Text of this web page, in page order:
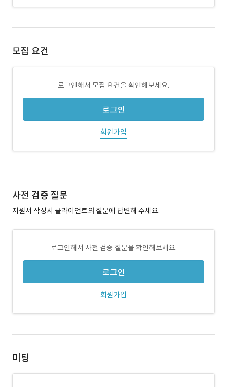
모집 요건
로그인해서 모집 요건을 확인해보세요.
로그인
회원가입
사전 검증 질문
지원서 작성시 클라이언트의 질문에 답변해 주세요.
로그인해서 사전 검증 질문을 확인해보세요.
로그인
회원가입
미팅